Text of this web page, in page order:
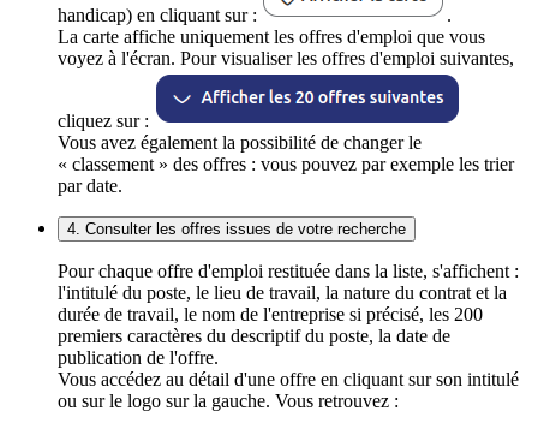
handicap) en cliquant sur :
.
La carte affiche uniquement les offres d'emploi que vous
voyez à l'écran. Pour visualiser les offres d'emploi suivantes,
cliquez sur :
Vous avez également la possibilité de changer le
« classement » des offres : vous pouvez par exemple les trier
par date.
4. Consulter les offres issues de votre recherche
Pour chaque offre d'emploi restituée dans la liste, s'affichent :
l'intitulé du poste, le lieu de travail, la nature du contrat et la
durée de travail, le nom de l'entreprise si précisé, les 200
premiers caractères du descriptif du poste, la date de
publication de l'offre.
Vous accédez au détail d'une offre en cliquant sur son intitulé
ou sur le logo sur la gauche. Vous retrouvez :